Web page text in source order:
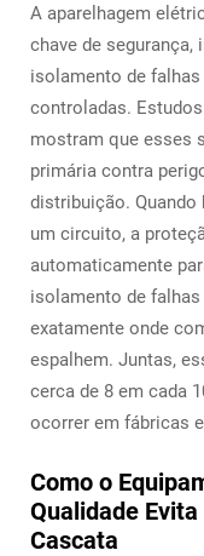
A aparelhagem
chave de
isolamento de
controladas.
mostram que esses
primária contra
distribuição.
um circuito, a
automaticamente
isolamento de
exatamente onde
espalhem. Juntas,
cerca de 8 em cada
ocorrer em fábricas
Como o
Qualidade
Cascata